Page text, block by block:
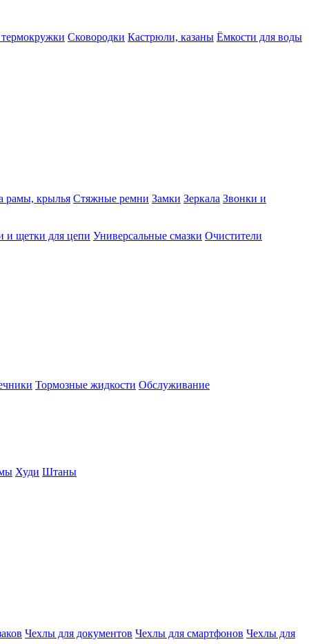
Сковородки Кастрюли, казаны Ёмкости для воды
рамы, крылья Стяжные ремни Замки Зеркала Звонки и
и щетки для цепи Универсальные смазки Очистители
Тормозные жидкости Обслуживание
Худи Штаны
Чехлы для документов Чехлы для смартфонов Чехлы для